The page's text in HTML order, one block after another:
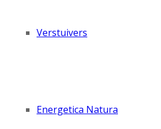
498 29 53 39
Verstuivers
Energetica Natura